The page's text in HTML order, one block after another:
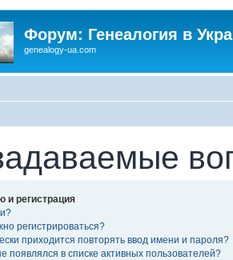
Форум: Генеалогия в
genealogy-ua.com
и регистрация
регистрироваться?
приходится повторять ввод имени и пароля?
появлялся в списке активных пользователей?